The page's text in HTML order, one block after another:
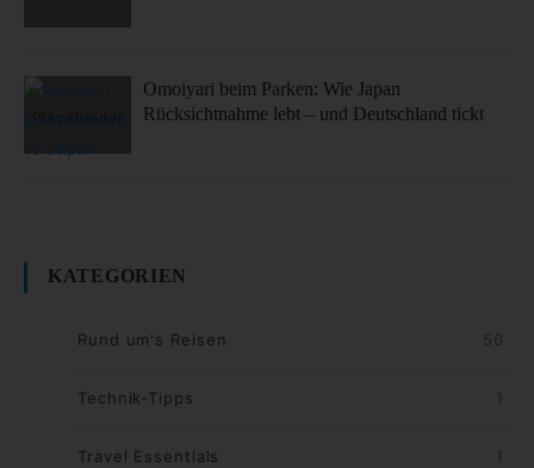
Omoiyari beim Parken: Wie Japan
Rücksichtnahme lebt – und Deutschland tickt
KATEGORIEN
Rund um's Reisen 56
Technik-Tipps 1
Travel Essentials 1